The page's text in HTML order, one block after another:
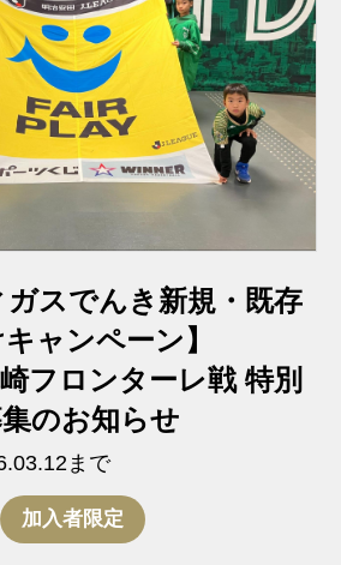
ガスでんき新規・既存
ャンペーン】
フロンターレ戦 特別
のお知らせ
まで
加入者限定